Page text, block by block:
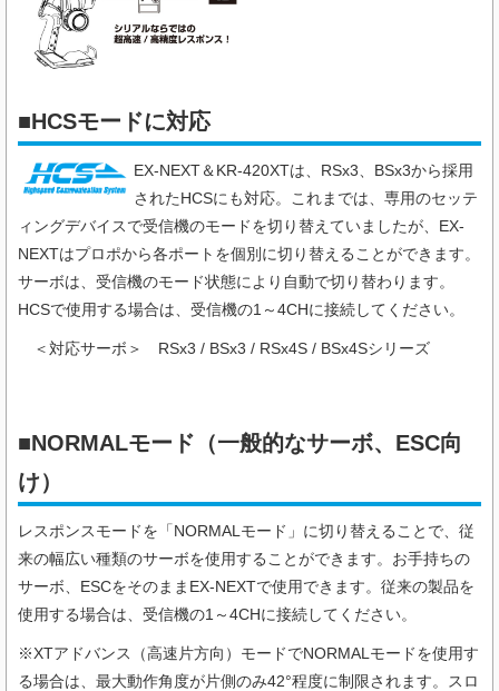
■HCSモードに対応
EX-NEXT＆KR-420XTは、RSx3、BSx3から採用
されたHCSにも対応。これまでは、専用のセッテ
ィングデバイスで受信機のモードを切り替えていましたが、EX-
NEXTはプロポから各ポートを個別に切り替えることができます。
サーボは、受信機のモード状態により自動で切り替わります。
HCSで使用する場合は、受信機の1～4CHに接続してください。
＜対応サーボ＞ RSx3 / BSx3 / RSx4S / BSx4Sシリーズ
■NORMALモード（一般的なサーボ、ESC向
け）
レスポンスモードを「NORMALモード」に切り替えることで、従
来の幅広い種類のサーボを使用することができます。お手持ちの
サーボ、ESCをそのままEX-NEXTで使用できます。従来の製品を
使用する場合は、受信機の1～4CHに接続してください。
※XTアドバンス（高速片方向）モードでNORMALモードを使用す
る場合は、最大動作角度が片側のみ42°程度に制限されます。スロ